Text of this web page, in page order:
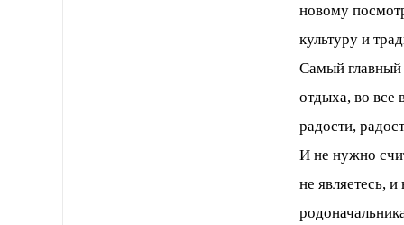
новому
культуру и
Самый главный
отдыха, во все
радости,
И не нужно
не являетесь,